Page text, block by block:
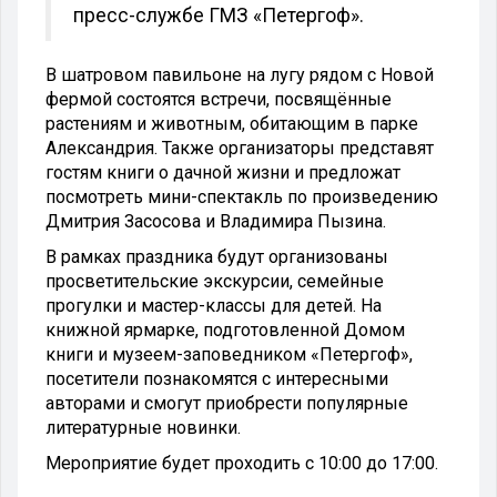
пресс-службе ГМЗ «Петергоф».
В шатровом павильоне на лугу рядом с Новой
фермой состоятся встречи, посвящённые
растениям и животным, обитающим в парке
Александрия. Также организаторы представят
гостям книги о дачной жизни и предложат
посмотреть мини-спектакль по произведению
Дмитрия Засосова и Владимира Пызина.
В рамках праздника будут организованы
просветительские экскурсии, семейные
прогулки и мастер-классы для детей. На
книжной ярмарке, подготовленной Домом
книги и музеем-заповедником «Петергоф»,
посетители познакомятся с интересными
авторами и смогут приобрести популярные
литературные новинки.
Мероприятие будет проходить с 10:00 до 17:00.